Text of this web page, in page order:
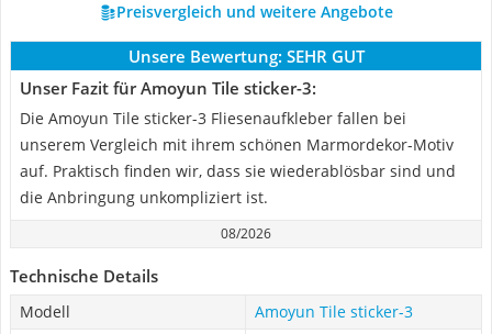
Preisvergleich und weitere Angebote
Unsere Bewertung: SEHR GUT
Unser Fazit für Amoyun Tile sticker-3:
Die Amoyun Tile sticker-3 Fliesenaufkleber fallen bei
unserem Vergleich mit ihrem schönen Marmordekor-Motiv
auf. Praktisch finden wir, dass sie wiederablösbar sind und
die Anbringung unkompliziert ist.
08/2026
Technische Details
Modell
Amoyun Tile sticker-3